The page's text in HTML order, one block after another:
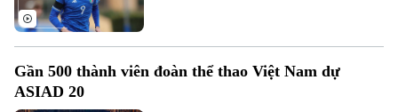
cho chân sút đầy tiềm năng Pio Esposito,
Gần 500 thành viên đoàn thể thao Việt Nam dự
ASIAD 20